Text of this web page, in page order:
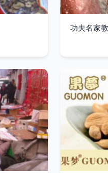
功夫名家